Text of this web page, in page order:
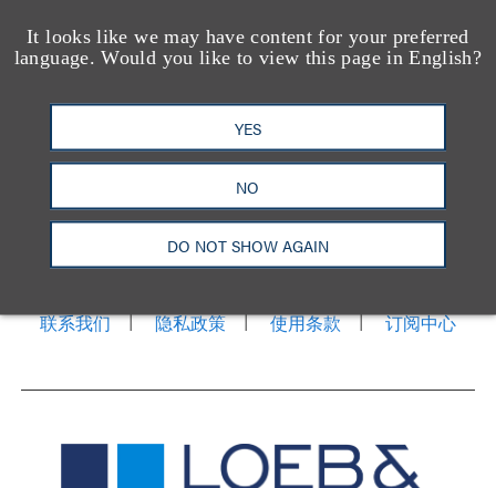
It looks like we may have content for your preferred
language. Would you like to view this page in English?
YES
NO
DO NOT SHOW AGAIN
芝加哥
华盛顿特区
旧金山 泰森斯
代表处
香港
联系我们
隐私政策 使用条款 订阅中心